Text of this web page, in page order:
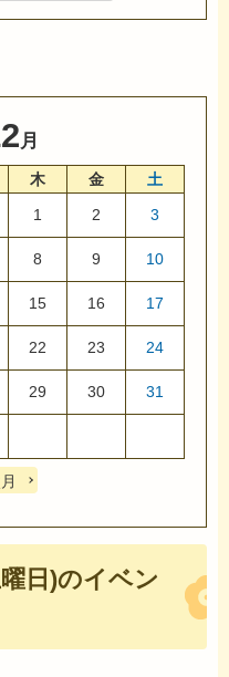
月
木 金
土
1
2 3
8 9 10
15 16 17
22 23 24
29 30 31
日)のイベン